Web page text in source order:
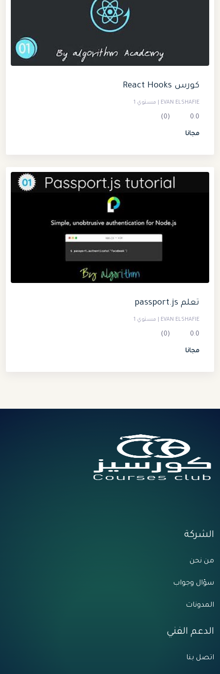
كورس React Hooks
EVAN ELSHAFIE | مستوي 1
0.0
(0)
مجانا
تعلم passport.js
EVAN ELSHAFIE | مستوي 1
0.0
(0)
مجانا
الشركة
من نحن
سؤال وجواب
المدونات
الدعم الفني
اتصل بنا